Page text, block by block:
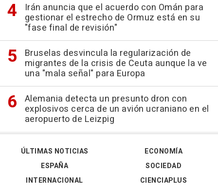
Irán anuncia que el acuerdo con Omán para
gestionar el estrecho de Ormuz está en su
"fase final de revisión"
Bruselas desvincula la regularización de
migrantes de la crisis de Ceuta aunque la ve
una "mala señal" para Europa
Alemania detecta un presunto dron con
explosivos cerca de un avión ucraniano en el
aeropuerto de Leizpig
ÚLTIMAS NOTICIAS
ESPAÑA
INTERNACIONAL
ECONOMÍA
SOCIEDAD
CIENCIAPLUS